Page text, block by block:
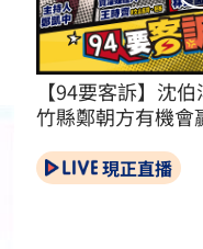
【94要客訴】沈
竹縣鄭朝方有機會
現正直播